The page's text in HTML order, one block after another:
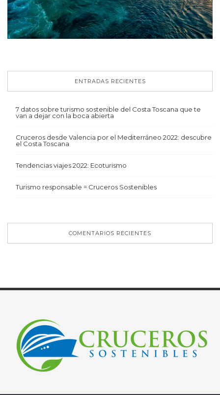
ENTRADAS RECIENTES
7 datos sobre turismo sostenible del Costa Toscana que te
van a dejar con la boca abierta
Cruceros desde Valencia por el Mediterráneo 2022: descubre
el Costa Toscana
Tendencias viajes 2022: Ecoturismo
Turismo responsable = Cruceros Sostenibles
COMENTARIOS RECIENTES